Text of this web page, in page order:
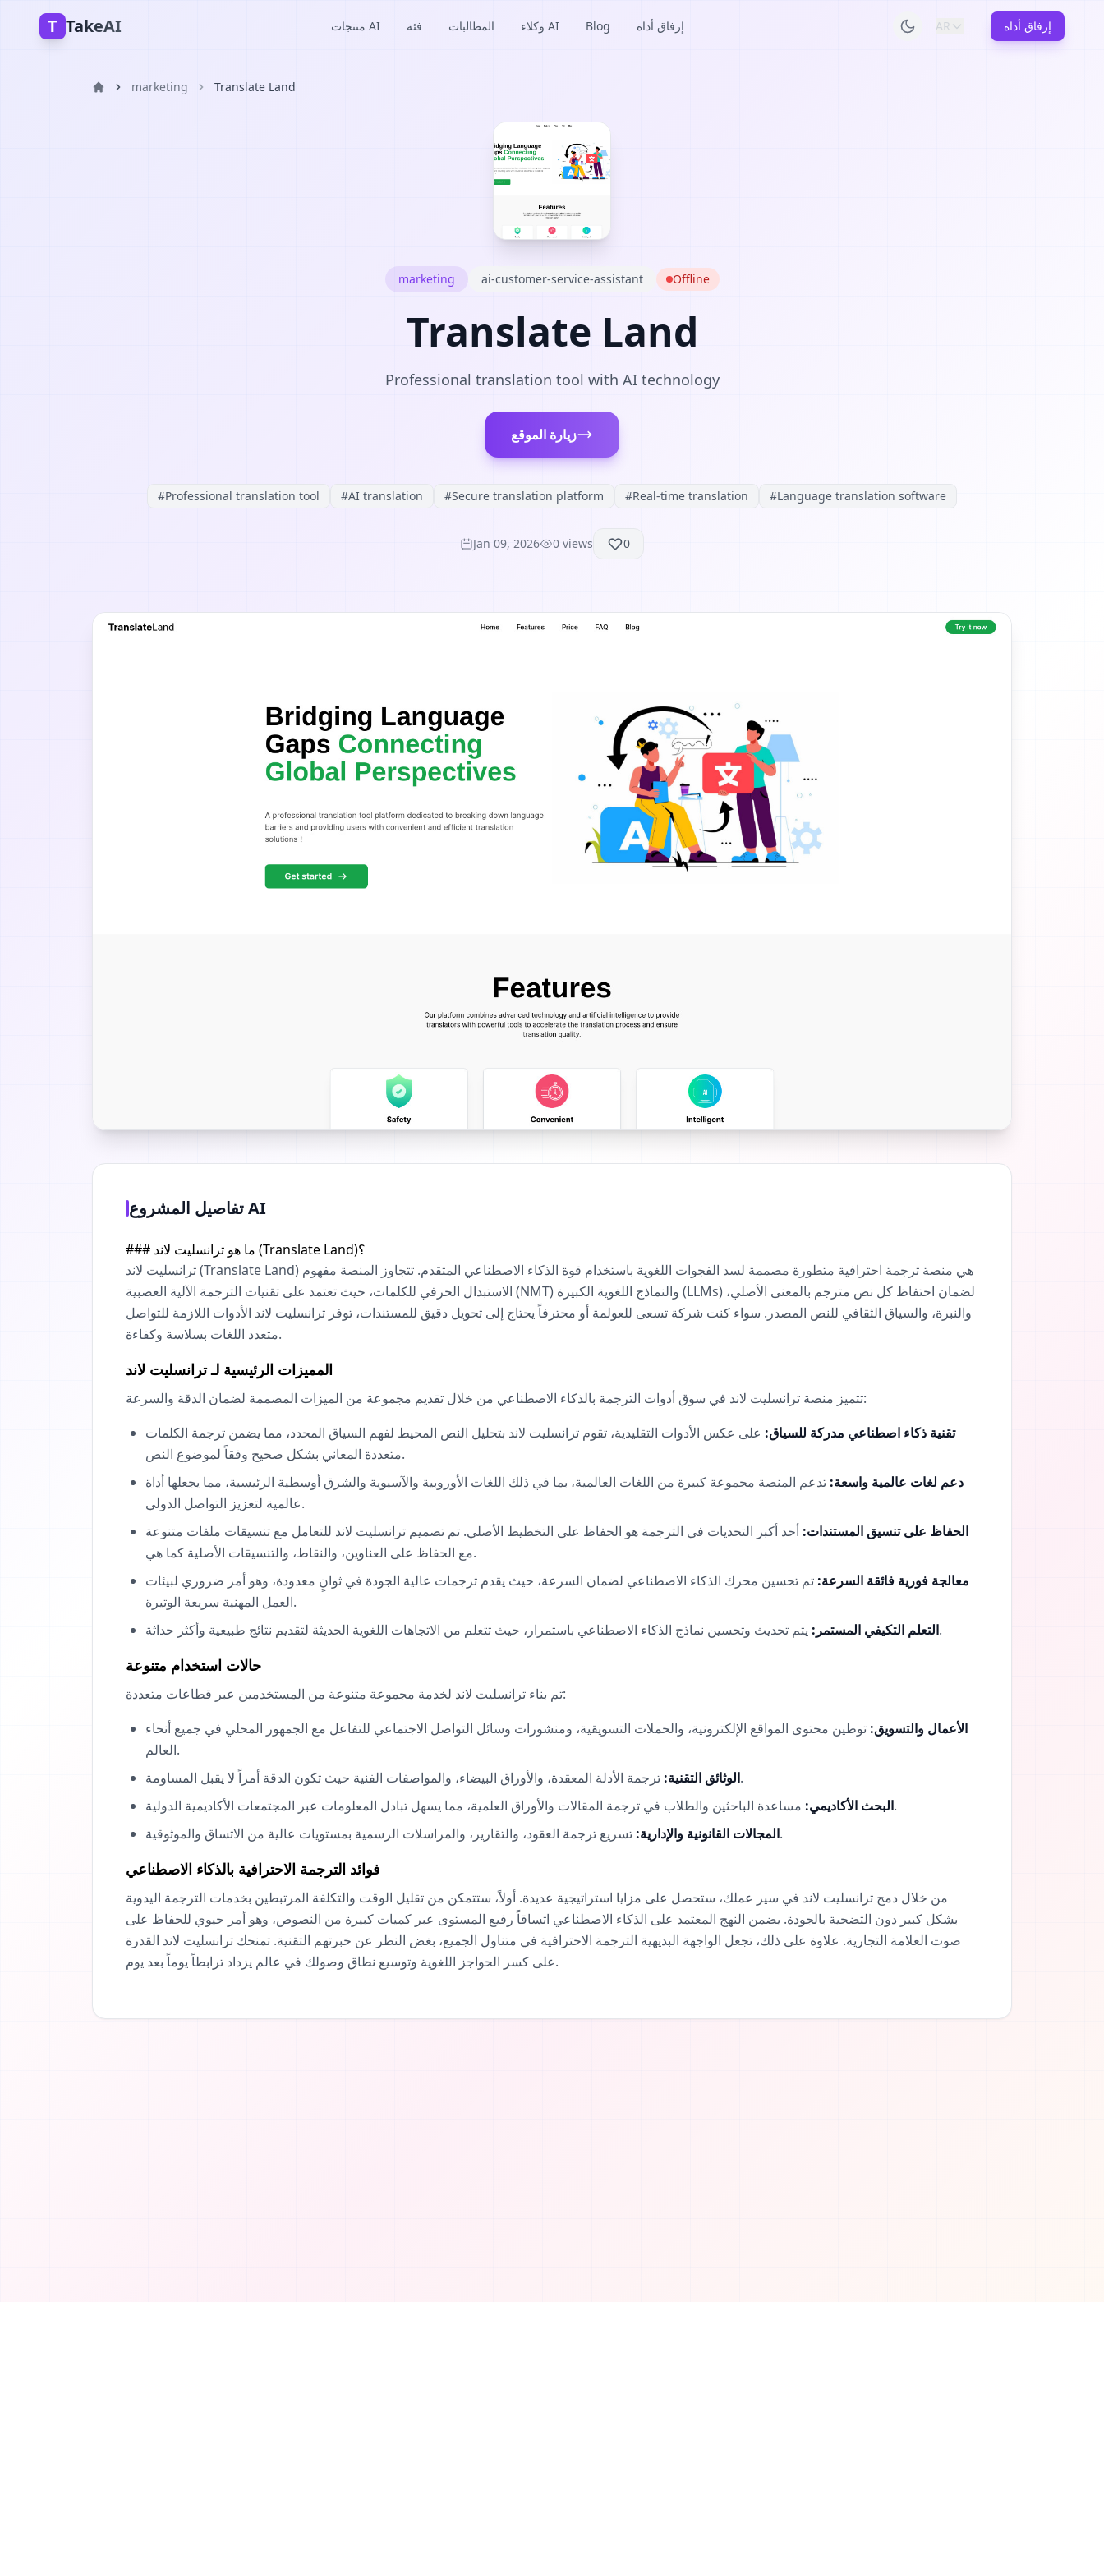
T TakeAI منتجات AI فئة المطالبات وكلاء AI Blog إرفاق أداة AR إرفاق أداة
marketing Translate Land
marketing ai-customer-service-assistant Offline
Translate Land
Professional translation tool with AI technology
زيارة الموقع
#Professional translation tool #AI translation #Secure translation platform #Real-time translation #Language translation software
Jan 09, 2026 0 views 0
تفاصيل المشروع AI
### ما هو ترانسليت لاند (Translate Land)؟
ترانسليت لاند (Translate Land) هي منصة ترجمة احترافية متطورة مصممة لسد الفجوات اللغوية باستخدام قوة الذكاء الاصطناعي المتقدم. تتجاوز المنصة مفهوم
الاستبدال الحرفي للكلمات، حيث تعتمد على تقنيات الترجمة الآلية العصبية (NMT) والنماذج اللغوية الكبيرة (LLMs) لضمان احتفاظ كل نص مترجم بالمعنى الأصلي،
والنبرة، والسياق الثقافي للنص المصدر. سواء كنت شركة تسعى للعولمة أو محترفاً يحتاج إلى تحويل دقيق للمستندات، توفر ترانسليت لاند الأدوات اللازمة للتواصل
متعدد اللغات بسلاسة وكفاءة.
المميزات الرئيسية لـ ترانسليت لاند
تتميز منصة ترانسليت لاند في سوق أدوات الترجمة بالذكاء الاصطناعي من خلال تقديم مجموعة من الميزات المصممة لضمان الدقة والسرعة:
تقنية ذكاء اصطناعي مدركة للسياق: على عكس الأدوات التقليدية، تقوم ترانسليت لاند بتحليل النص المحيط لفهم السياق المحدد، مما يضمن ترجمة الكلمات
متعددة المعاني بشكل صحيح وفقاً لموضوع النص.
دعم لغات عالمية واسعة: تدعم المنصة مجموعة كبيرة من اللغات العالمية، بما في ذلك اللغات الأوروبية والآسيوية والشرق أوسطية الرئيسية، مما يجعلها أداة
عالمية لتعزيز التواصل الدولي.
الحفاظ على تنسيق المستندات: أحد أكبر التحديات في الترجمة هو الحفاظ على التخطيط الأصلي. تم تصميم ترانسليت لاند للتعامل مع تنسيقات ملفات متنوعة
مع الحفاظ على العناوين، والنقاط، والتنسيقات الأصلية كما هي.
معالجة فورية فائقة السرعة: تم تحسين محرك الذكاء الاصطناعي لضمان السرعة، حيث يقدم ترجمات عالية الجودة في ثوانٍ معدودة، وهو أمر ضروري لبيئات
العمل المهنية سريعة الوتيرة.
التعلم التكيفي المستمر:يتم تحديث وتحسين نماذج الذكاء الاصطناعي باستمرار، حيث تتعلم من الاتجاهات اللغوية الحديثة لتقديم نتائج طبيعية وأكثر حداثة.
حالات استخدام متنوعة
تم بناء ترانسليت لاند لخدمة مجموعة متنوعة من المستخدمين عبر قطاعات متعددة:
الأعمال والتسويق: توطين محتوى المواقع الإلكترونية، والحملات التسويقية، ومنشورات وسائل التواصل الاجتماعي للتفاعل مع الجمهور المحلي في جميع أنحاء
العالم.
الوثائق التقنية:ترجمة الأدلة المعقدة، والأوراق البيضاء، والمواصفات الفنية حيث تكون الدقة أمراً لا يقبل المساومة.
البحث الأكاديمي:مساعدة الباحثين والطلاب في ترجمة المقالات والأوراق العلمية، مما يسهل تبادل المعلومات عبر المجتمعات الأكاديمية الدولية.
المجالات القانونية والإدارية:تسريع ترجمة العقود، والتقارير، والمراسلات الرسمية بمستويات عالية من الاتساق والموثوقية.
فوائد الترجمة الاحترافية بالذكاء الاصطناعي
من خلال دمج ترانسليت لاند في سير عملك، ستحصل على مزايا استراتيجية عديدة. أولاً، ستتمكن من تقليل الوقت والتكلفة المرتبطين بخدمات الترجمة اليدوية
بشكل كبير دون التضحية بالجودة. يضمن النهج المعتمد على الذكاء الاصطناعي اتساقاً رفيع المستوى عبر كميات كبيرة من النصوص، وهو أمر حيوي للحفاظ على
صوت العلامة التجارية. علاوة على ذلك، تجعل الواجهة البديهية الترجمة الاحترافية في متناول الجميع، بغض النظر عن خبرتهم التقنية. تمنحك ترانسليت لاند القدرة
على كسر الحواجز اللغوية وتوسيع نطاق وصولك في عالم يزداد ترابطاً يوماً بعد يوم.